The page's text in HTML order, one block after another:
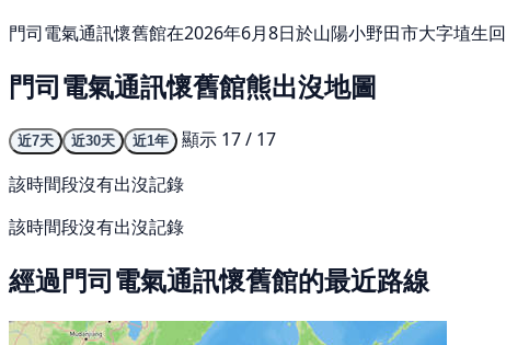
門司電氣通訊懷舊館在2026年6月8日於山陽小野田市大字埴生
門司電氣通訊懷舊館熊出沒地圖
近7天 近30天 近1年
顯示 17 / 17
該時間段沒有出沒記錄
該時間段沒有出沒記錄
經過門司電氣通訊懷舊館的最近路線